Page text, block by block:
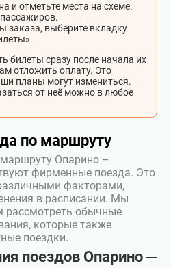
и отметьте места на схеме.
заказа, выберите вкладку
билеты сразу после начала их
отложить оплату. Это
планы могут измениться.
от неё можно в любое
по маршруту
Опарино –
фирменные поезда. Это
факторами,
в расписании. Мы
обычные
которые также
поездки.
поездов Опарино ─